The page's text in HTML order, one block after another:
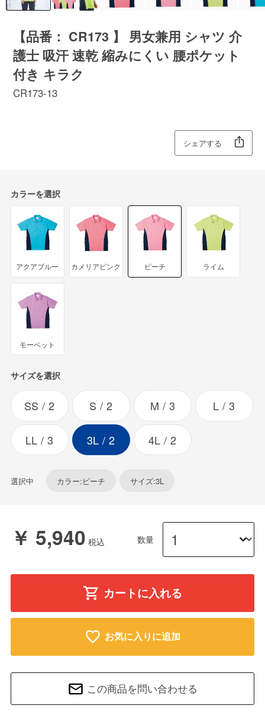
【品番： CR173 】 男女兼用 シャツ 介
護士 吸汗 速乾 縮みにくい 腰ポケット
付き キラク
CR173-13
シェアする
カラーを選択
アクアブルー カメリアピンク ピーチ ライム
モーベット
サイズを選択
SS 2 S 2 M 3 L 3
LL 3 3L 2 4L 2
選択中 カラー:ピーチ サイズ:3L
￥ 5,940 数量
カートに入れる
お気に入りに追加
この商品を問い合わせる